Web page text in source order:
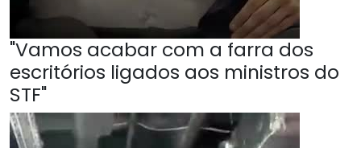
"Vamos acabar com a farra dos
escritórios ligados aos ministros do
STF"